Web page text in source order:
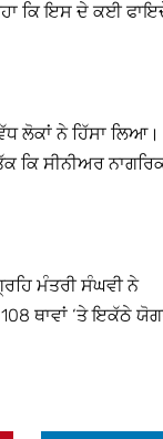
ਕਿ ਇਸ ਦੇ ਕਈ
ਲੋਕਾਂ ਨੇ ਹਿੱਸਾ ਲਿਆ।
ਕਿ ਸੀਨੀਅਰ
ਮੰਤਰੀ ਸੰਘਵੀ ਨੇ
ਥਾਵਾਂ ‘ਤੇ ਇਕੱਠੇ